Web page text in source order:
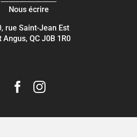
Nous écrire
rue Saint-Jean Est
Angus, QC J0B 1R0